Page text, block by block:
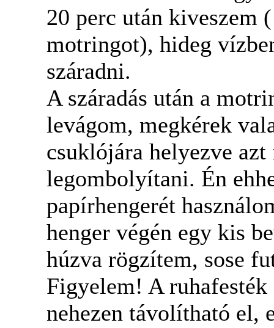
20 perc után kiveszem
motringot), hideg
száradni.
A száradás után a
levágom, megkérek
csuklójára helyezve azt
legombolyítani. Én
papírhengerét
henger végén egy kis
húzva rögzítem, sose
Figyelem! A
nehezen távolítható el,